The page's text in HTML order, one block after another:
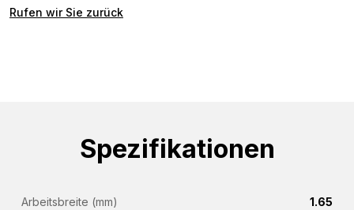
Rufen wir Sie zurück
Spezifikationen
Arbeitsbreite (mm) 1.65
Informationsanfrage
Firmenname